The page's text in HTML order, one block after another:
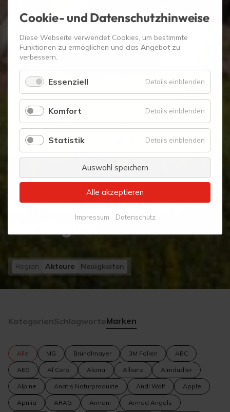
Betriebe und Akteure in
der Region
Region Akteure Neuigkeiten
KategorienSchlagworteMarken
Alle MG Bründlmayer 3M Folien ABC
AEG Al Coro Alcina Allianz Almdudler
Alpine Anatis Naturprodukte Andi Wolf Apple
Aprilia ARAG Armani Armed Angels
Cookie- und Datenschutzhinweise
Diese Webseite verwendet Cookies, um bestimmte
Funktionen zu ermöglichen und das Angebot zu
verbessern.
Essenziell Details einblenden
Komfort Details einblenden
Komfort
Statistik Details einblenden
Statistik
Auswahl speichern
Alle akzeptieren
Impressum Datenschutz